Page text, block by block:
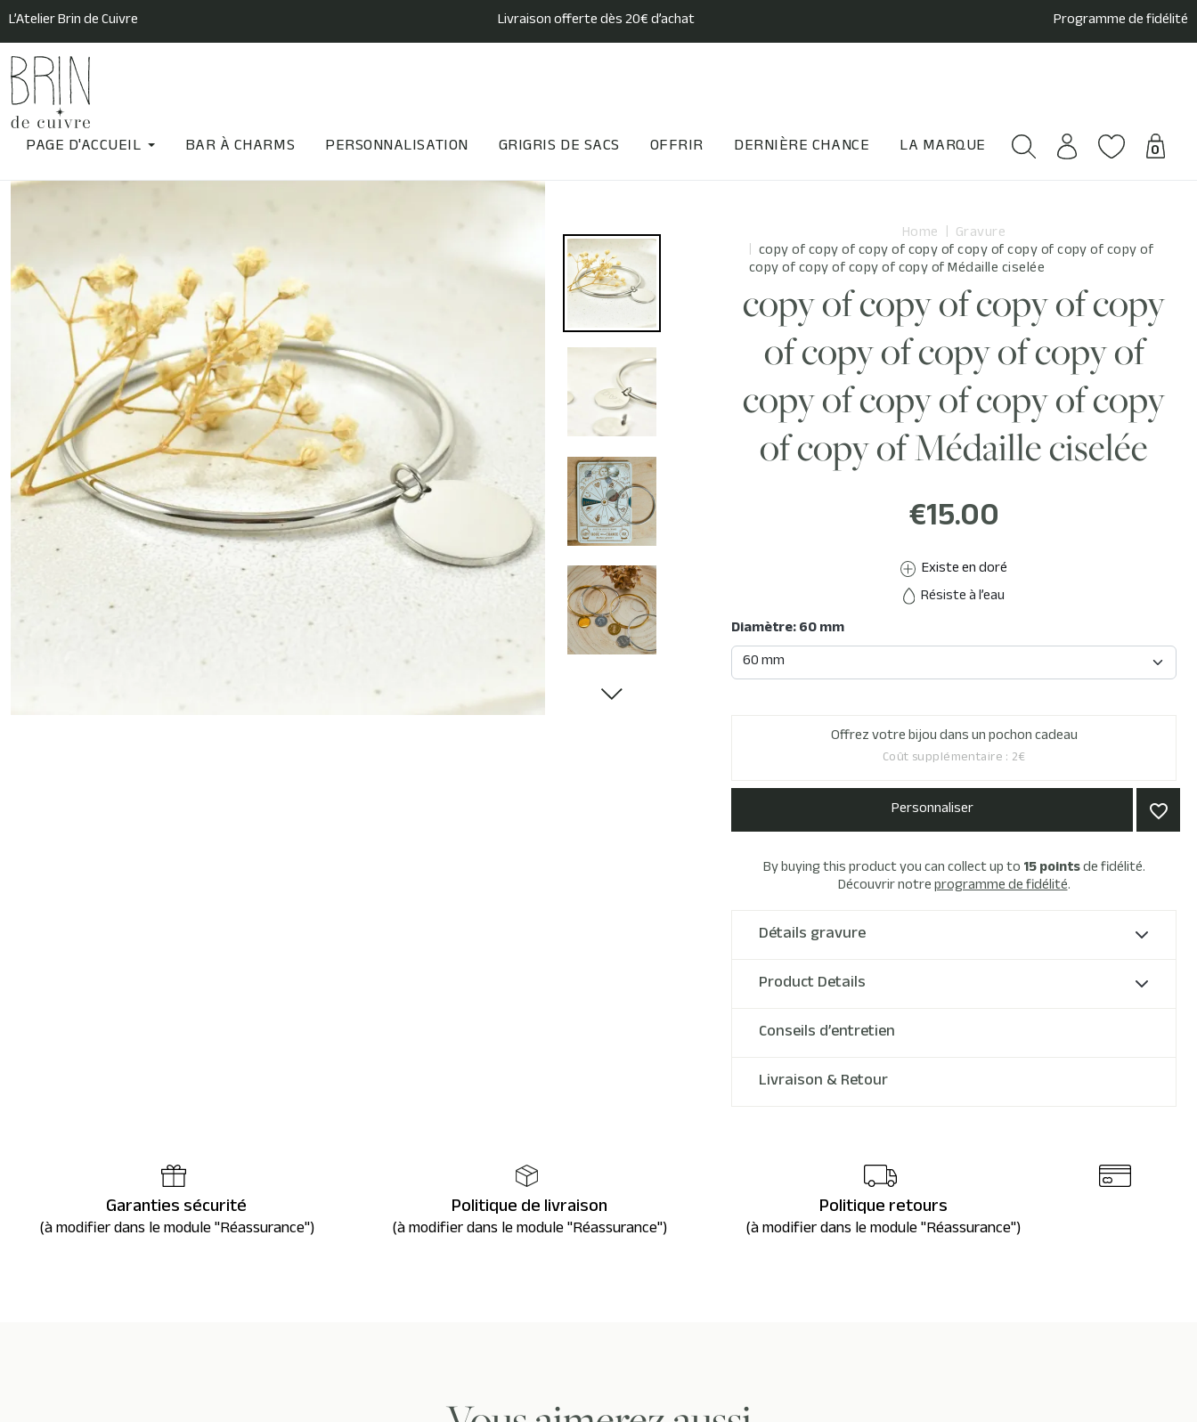
L’Atelier Brin de Cuivre Livraison offerte dès 20€ d’achat Programme de fidélité
PAGE D'ACCUEIL BAR À CHARMS PERSONNALISATION GRIGRIS DE SACS OFFRIR DERNIÈRE CHANCE LA MARQUE 0
Home Gravure
copy of copy of copy of copy of copy of copy of copy of copy of
copy of copy of copy of copy of Médaille ciselée
copy of copy of copy of copy
of copy of copy of copy of
copy of copy of copy of copy
of copy of Médaille ciselée
€15.00
Existe en doré
Résiste à l’eau
Diamètre: 60 mm
Offrez votre bijou dans un pochon cadeau
Coût supplémentaire : 2€
Personnaliser favorite_border
By buying this product you can collect up to15pointsde fidélité.
Découvrir notreprogramme de fidélité.
Détails gravure
Product Details
Conseils d’entretien
Livraison & Retour
Garanties sécurité
(à modifier dans le module "Réassurance")
Politique de livraison
(à modifier dans le module "Réassurance")
Politique retours
(à modifier dans le module "Réassurance")